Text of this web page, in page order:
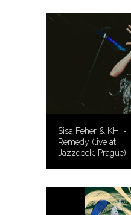
Sisa Feher & KHI -
Remedy (live at
Jazzdock, Prague)